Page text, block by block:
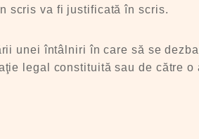
scris va fi justificată în scris.
unei întâlniri în care să se
legal constituită sau de către